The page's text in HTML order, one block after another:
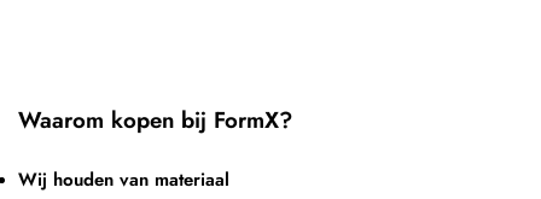
Waarom kopen bij FormX?
Wij houden van materiaal